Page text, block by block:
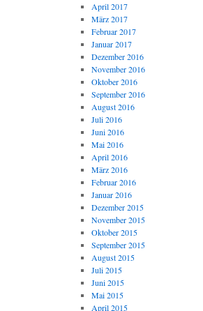
April 2017
März 2017
Februar 2017
Januar 2017
Dezember 2016
November 2016
Oktober 2016
September 2016
August 2016
Juli 2016
Juni 2016
Mai 2016
April 2016
März 2016
Februar 2016
Januar 2016
Dezember 2015
November 2015
Oktober 2015
September 2015
August 2015
Juli 2015
Juni 2015
Mai 2015
April 2015